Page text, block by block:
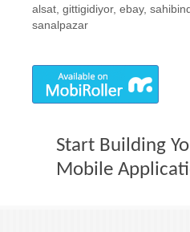
alsat, gittigidiyor, ebay,
sanalpazar
Start Building
Mobile